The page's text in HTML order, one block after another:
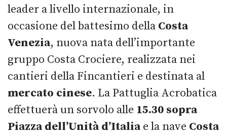
leader a livello internazionale, in
occasione del battesimo della Costa
Venezia, nuova nata dell’importante
gruppo Costa Crociere, realizzata nei
cantieri della Fincantieri e destinata al
mercato cinese. La Pattuglia Acrobatica
effettuerà un sorvolo alle 15.30 sopra
Piazza dell’Unità d’Italiae la nave Costa